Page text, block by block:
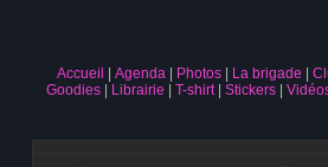
Accueil Agenda Photos La brigade
Goodies
Librairie T-shirt Stickers